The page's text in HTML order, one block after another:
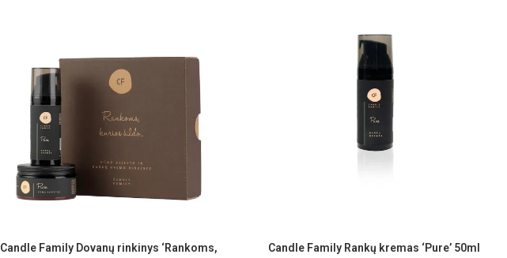
Candle Family Dovanų rinkinys ‘Rankoms,
Candle Family Rankų kremas ‘Pure’ 50ml